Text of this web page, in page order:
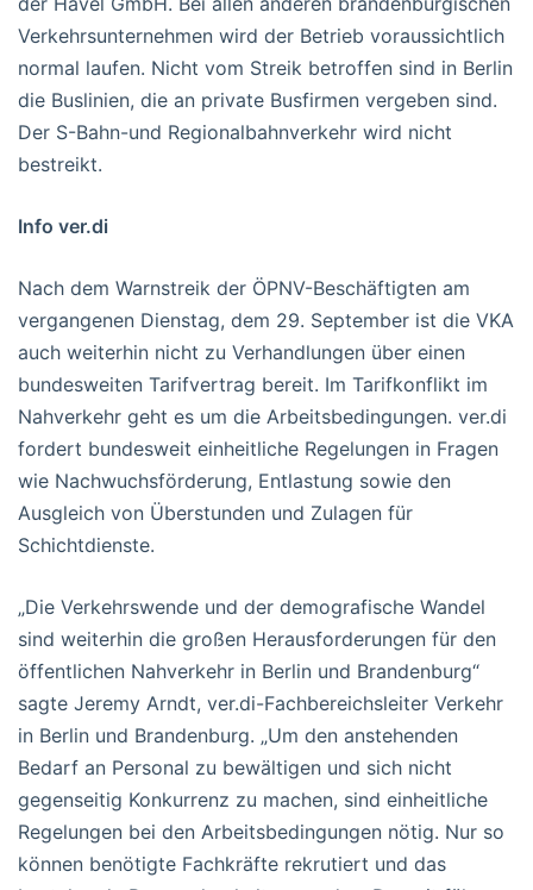
Verkehrsunternehmen wird der Betrieb voraussichtlich
normal laufen. Nicht vom Streik betroffen sind in Berlin
die Buslinien, die an private Busfirmen vergeben sind.
Der S-Bahn-und Regionalbahnverkehr wird nicht
bestreikt.
Info ver.di
Nach dem Warnstreik der ÖPNV-Beschäftigten am
vergangenen Dienstag, dem 29. September ist die VKA
auch weiterhin nicht zu Verhandlungen über einen
bundesweiten Tarifvertrag bereit. Im Tarifkonflikt im
Nahverkehr geht es um die Arbeitsbedingungen. ver.di
fordert bundesweit einheitliche Regelungen in Fragen
wie Nachwuchsförderung, Entlastung sowie den
Ausgleich von Überstunden und Zulagen für
Schichtdienste.
„Die Verkehrswende und der demografische Wandel
sind weiterhin die großen Herausforderungen für den
öffentlichen Nahverkehr in Berlin und Brandenburg“
sagte Jeremy Arndt, ver.di-Fachbereichsleiter Verkehr
in Berlin und Brandenburg. „Um den anstehenden
Bedarf an Personal zu bewältigen und sich nicht
gegenseitig Konkurrenz zu machen, sind einheitliche
Regelungen bei den Arbeitsbedingungen nötig. Nur so
können benötigte Fachkräfte rekrutiert und das